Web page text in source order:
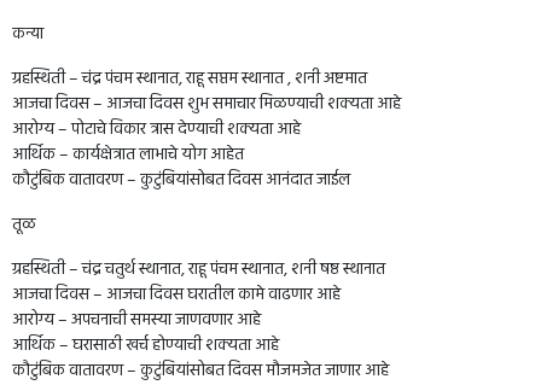
कन्या
ग्रहस्थिती – चंद्र पंचम स्थानात, राहू सप्तम स्थानात , शनी अष्टमात
आजचा दिवस – आजचा दिवस शुभ समाचार मिळण्याची शक्यता आहे
आरोग्य – पोटाचे विकार त्रास देण्याची शक्यता आहे
आर्थिक – कार्यक्षेत्रात लाभाचे योग आहेत
कौटुंबिक वातावरण – कुटुंबियांसोबत दिवस आनंदात जाईल
तूळ
ग्रहस्थिती – चंद्र चतुर्थ स्थानात, राहू पंचम स्थानात, शनी षष्ठ स्थानात
आजचा दिवस – आजचा दिवस घरातील कामे वाढणार आहे
आरोग्य – अपचनाची समस्या जाणवणार आहे
आर्थिक – घरासाठी खर्च होण्याची शक्यता आहे
कौटुंबिक वातावरण – कुटुंबियांसोबत दिवस मौजमजेत जाणार आहे